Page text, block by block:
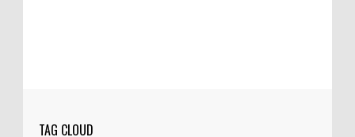
TAG CLOUD